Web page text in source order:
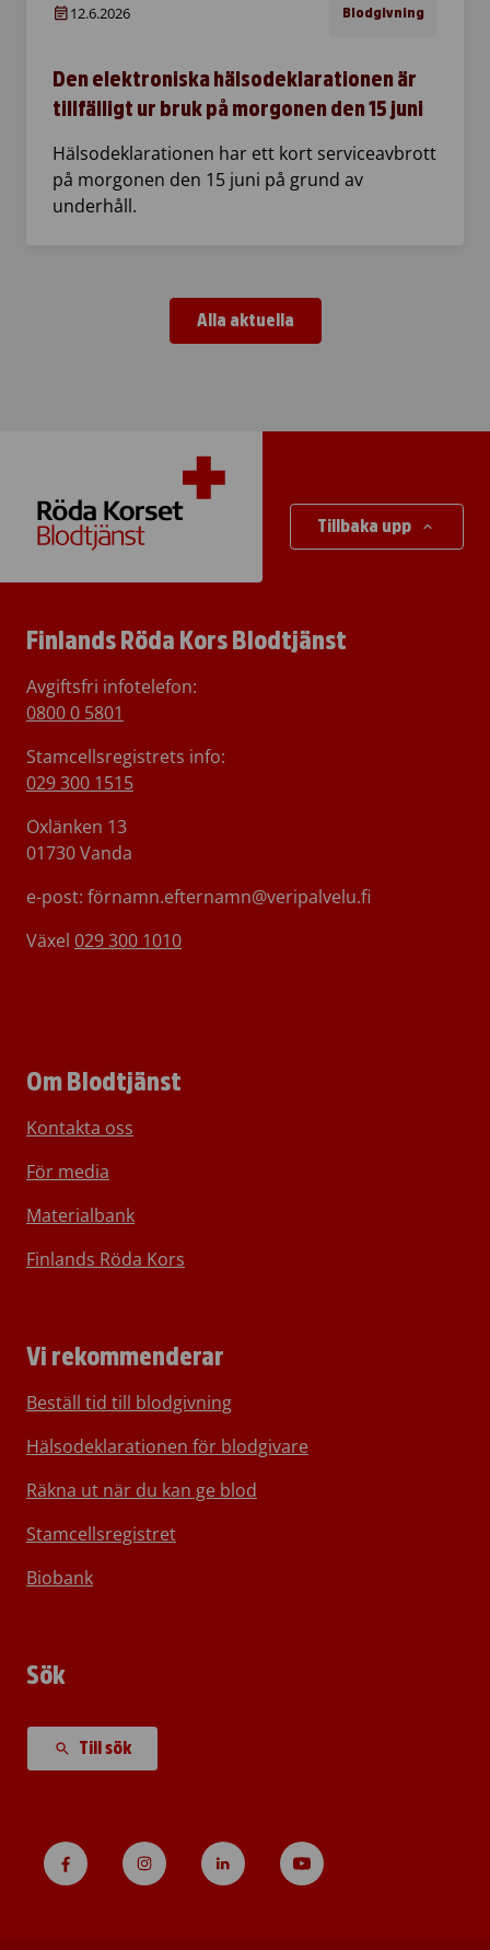
12.6.2026 Blodgivning
Den elektroniska hälsodeklarationen är
tillfälligt ur bruk på morgonen den 15 juni
Hälsodeklarationen har ett kort serviceavbrott
på morgonen den 15 juni på grund av
underhåll.
Alla aktuella
Tillbaka upp
Finlands Röda Kors Blodtjänst
Avgiftsfri infotelefon:
0800 0 5801
Stamcellsregistrets info:
029 300 1515
Oxlänken 13
01730 Vanda
e-post: förnamn.efternamn@veripalvelu.fi
Växel 029 300 1010
Om Blodtjänst
Kontakta oss
För media
Materialbank
Finlands Röda Kors
Vi rekommenderar
Beställ tid till blodgivning
Hälsodeklarationen för blodgivare
Räkna ut när du kan ge blod
Stamcellsregistret
Biobank
Sök
Till sök